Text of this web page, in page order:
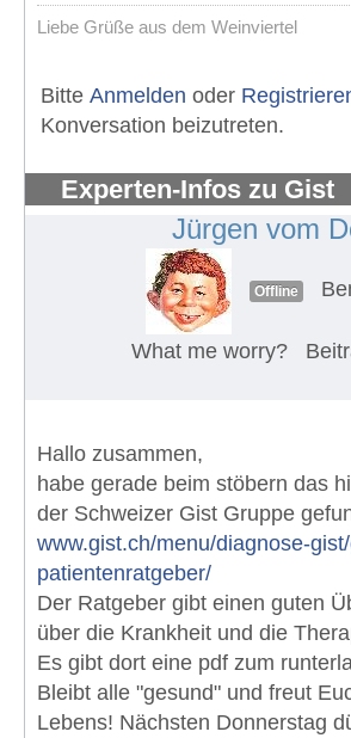
Liebe Grüße aus dem Weinviertel
Bitte Anmelden oder
Konversation beizutreten.
Experten-Infos zu Gist
Jürgen vom
Offline
What me worry?
Hallo zusammen,
habe gerade beim stöbern das
der Schweizer Gist Gruppe
www.gist.ch/menu/diagnose-
patientenratgeber/
Der Ratgeber gibt einen guten
über die Krankheit und die
Es gibt dort eine pdf zum
Bleibt alle "gesund" und freut
Lebens! Nächsten Donnerstag